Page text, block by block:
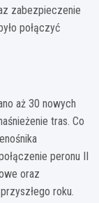
zabezpieczenie
połączyć
aż 30 nowych
tras. Co
peronu II
oraz
roku.